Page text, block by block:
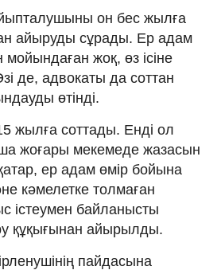
он бес жылға
айыруды сұрады. Ер адам
мойындаған жоқ, өз ісіне
де, адвокаты да соттан
өтінді.
жылға соттады. Енді ол
жоғары мекемеде жазасын
ер адам өмір бойына
кәмелетке толмаған
істеумен байланысты
құқығынан айырылды.
пайдасына